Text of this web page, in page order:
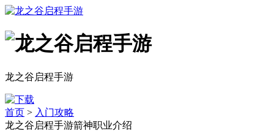
龙之谷启程手游
首页 > 入门攻略
龙之谷启程手游箭神职业介绍